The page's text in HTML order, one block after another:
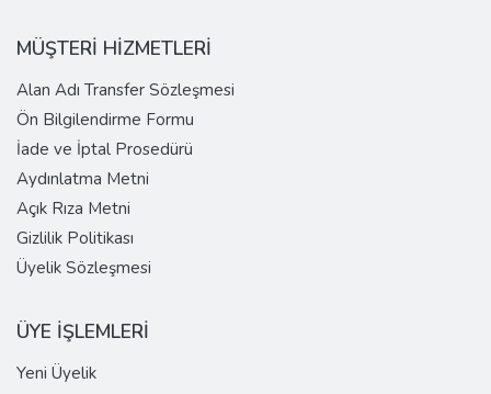
MÜŞTERİ HİZMETLERİ
Alan Adı Transfer Sözleşmesi
Ön Bilgilendirme Formu
İade ve İptal Prosedürü
Aydınlatma Metni
Açık Rıza Metni
Gizlilik Politikası
Üyelik Sözleşmesi
ÜYE İŞLEMLERİ
Yeni Üyelik